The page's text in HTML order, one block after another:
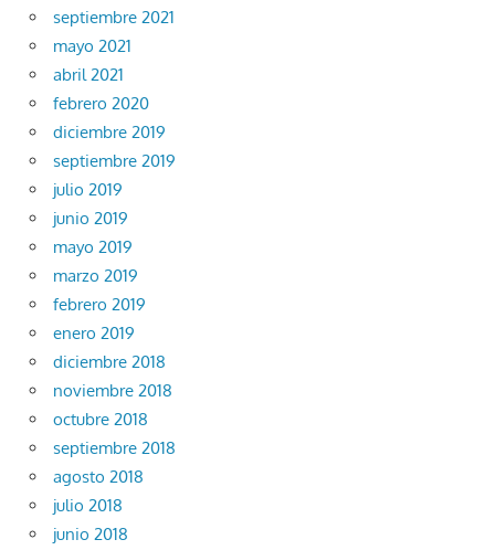
septiembre 2021
mayo 2021
abril 2021
febrero 2020
diciembre 2019
septiembre 2019
julio 2019
junio 2019
mayo 2019
marzo 2019
febrero 2019
enero 2019
diciembre 2018
noviembre 2018
octubre 2018
septiembre 2018
agosto 2018
julio 2018
junio 2018